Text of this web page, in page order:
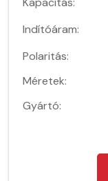
Indítóáram:
Polaritás:
Méretek:
Gyártó: